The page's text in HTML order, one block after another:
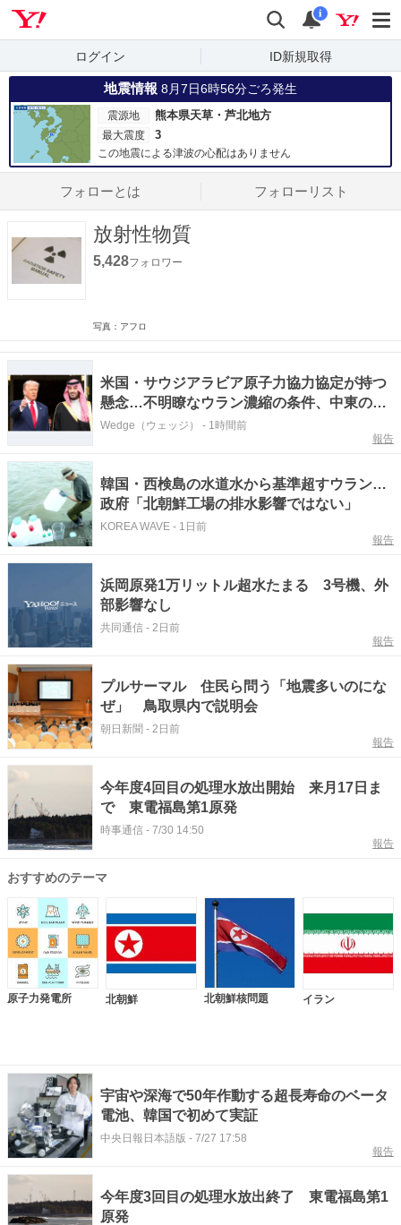
検索
通知
i
ログイン ID新規取得
地震情報 8月7日6時56分ごろ発生
震源地 熊本県天草・芦北地方
最大震度 3
この地震による津波の心配はありません
フォローとは フォローリスト
放射性物質
5,428フォロワー
写真：アフロ
米国・サウジアラビア原子力協力協定が持つ
懸念…不明瞭なウラン濃縮の条件、中東の新
たな緊張へ
Wedge（ウェッジ） - 1時間前
報告
韓国・西検島の水道水から基準超すウラン…
政府「北朝鮮工場の排水影響ではない」
KOREA WAVE - 1日前
報告
浜岡原発1万リットル超水たまる 3号機、外
部影響なし
共同通信 - 2日前
報告
プルサーマル 住民ら問う「地震多いのにな
ぜ」 鳥取県内で説明会
朝日新聞 - 2日前
報告
今年度4回目の処理水放出開始 来月17日ま
で 東電福島第1原発
時事通信 - 7/30 14:50
報告
おすすめのテーマ
原子力発電所 北朝鮮 北朝鮮核問題 イラン
宇宙や深海で50年作動する超長寿命のベータ
電池、韓国で初めて実証
中央日報日本語版 - 7/27 17:58
報告
今年度3回目の処理水放出終了 東電福島第1
原発